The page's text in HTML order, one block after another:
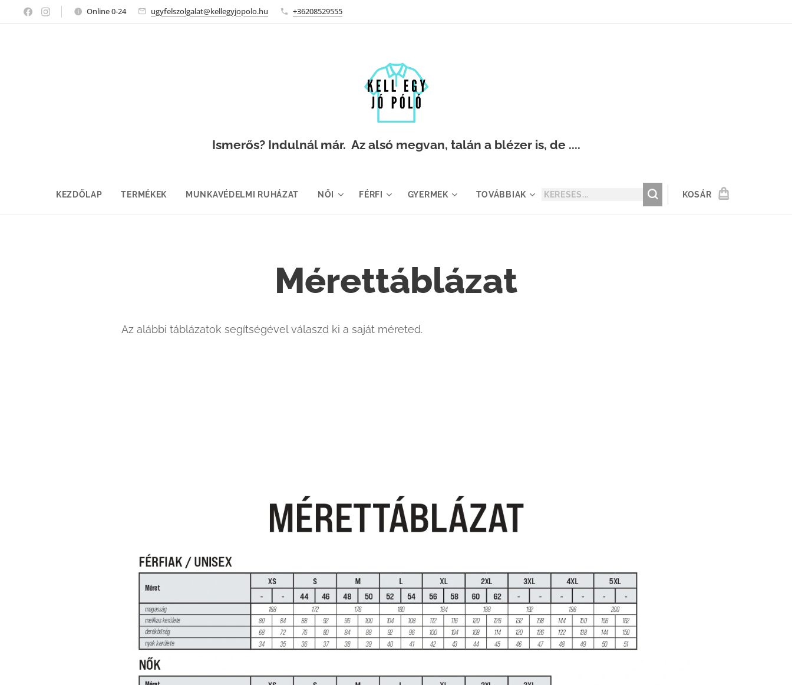
Online 0-24 ugyfelszolgalat@kellegyjopolo.hu +36208529555
Ismerős? Indulnál már. Az alsó megvan, talán a blézer is, de ....
KEZDŐLAP TERMÉKEK MUNKAVÉDELMI RUHÁZAT NŐI FÉRFI GYERMEK TOVÁBBIAK KOSÁR
Mérettáblázat
Az alábbi táblázatok segítségével válaszd ki a saját méreted.